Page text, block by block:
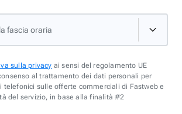
fascia oraria
sulla privacy ai sensi del regolamento UE
al trattamento dei dati personali per
telefonici sulle offerte commerciali di Fastweb e
del servizio, in base alla finalità #2